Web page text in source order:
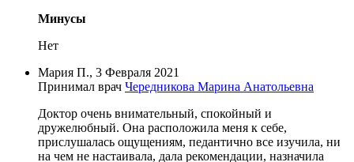
Минусы
Нет
Мария П., 3 Февраля 2021
Принимал врач Чередникова Марина Анатольевна
Доктор очень внимательный, спокойный и
дружелюбный. Она расположила меня к себе,
прислушалась ощущениям, педантично все изучила, ни
на чем не настаивала, дала рекомендации, назначила